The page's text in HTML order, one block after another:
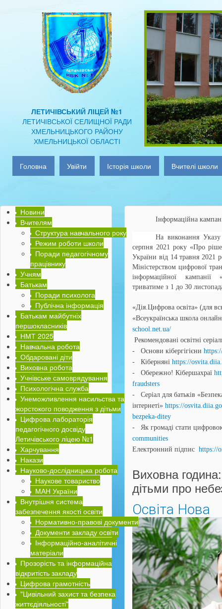
ЛЕТИЧІВСЬКИЙ ЛІЦЕЙ №1
ЛЕТИЧІВСЬКОЇ СЕЛИЩНОЇ РАДИ
ХМЕЛЬНИЦЬКОГО РАЙОНУ
ХМЕЛЬНИЦЬКОЇ ОБЛАСТІ
Головна Увійти Історія школи Вчителі школи
Інформаційна
На виконання
серпня 2021 року «Про
України від 14 травня 2021
Міністерством цифрової
інформаційної кампанії
триватиме з 1 до 30
«Дія.Цифрова освіта»(для
«Всеукраїнська школа
school.net.ua/
Рекомендовані освітні
-Основи кібергігієни
-Кіберняніhttps://
-Обережно! Кібершахраї
fraudsters
-Серіал для батьків
інтернеті»https://
bezpeka-ditey
- Як громаді стати
communities
Електронний підписhttps://
Виховна
дітьми про
Освіта Нова
Новини
Вчителям
Структура навчального року
Режим роботи школи
Поради педагогічному
працівнику
Учням
Батькам
Поради психолога
Публічна інформація
Батькам майбутніх
першокласників
НМТ 2025
Навчальна робота
Обдаровані діти
Виховна робота
Учнівське самоврядування
Психологічна служба
Унеможливлення насильства та
жорстокого поводження з дітьми
Цифрова лабораторія
педагогічного досвіду
Летичівського ліцею №1
Харчування
Накази
Науково-дослідницька робота
Наукове товариство
МАН України
Внутрішня система
забезпечення якості освіти
Нормативно-правові документи
Документи закладу освіти
Інформаційно-аналітичні
матеріали
Прозорість та інформаційна
відкритість закладу
Цифрова грамотність
"Цивільний захист та безпека
життєдіяльності"